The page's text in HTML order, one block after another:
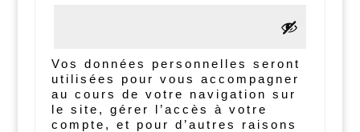
Vos données personnelles seront
utilisées pour vous accompagner
au cours de votre navigation sur
le site, gérer l’accès à votre
compte, et pour d’autres raisons